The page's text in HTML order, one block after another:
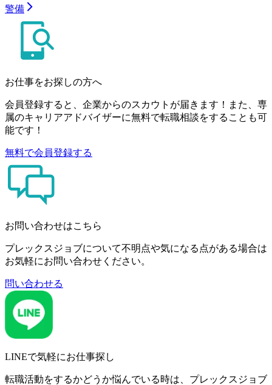
警備
お仕事をお探しの方へ
会員登録すると、企業からのスカウトが届きます！また、専
属のキャリアアドバイザーに無料で転職相談をすることも可
能です！
無料で会員登録する
お問い合わせはこちら
プレックスジョブについて不明点や気になる点がある場合は
お気軽にお問い合わせください。
問い合わせる
LINEで気軽にお仕事探し
転職活動をするかどうか悩んでいる時は、プレックスジョブ